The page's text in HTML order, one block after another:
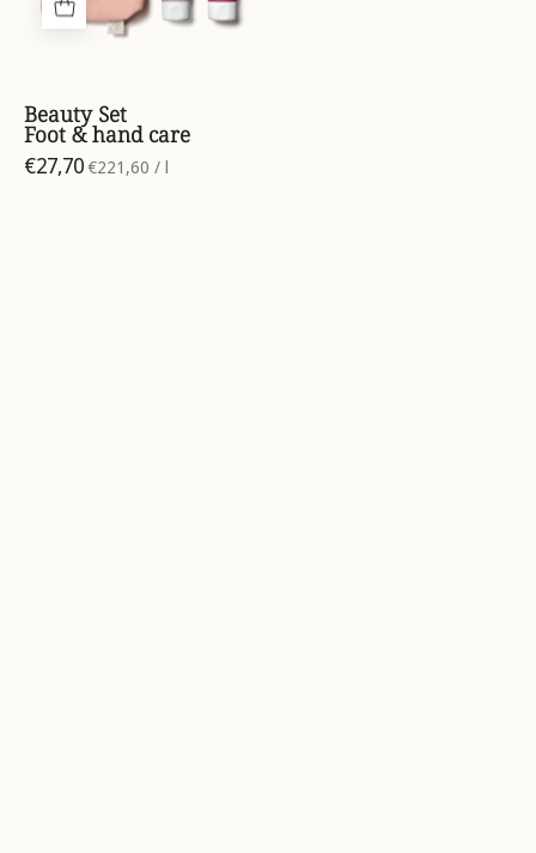
7612534285391_01.webp
Beauty Set
Foot & hand care
€27,70€221,60 /per
l